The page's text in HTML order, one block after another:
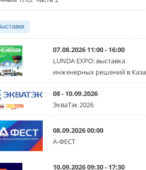
США запретили
иностранных инверторов
28 июля 2026 года Федеральная
комиссия по связи США (FCC)
свой специальный перечень
31 ИЮЛЯ 2026
Уже через месяц в России
можно будет устанавливать
солнечные панели в МКД
С 1 сентября снимается запрет на
микрогенерацию в
30 ИЮЛЯ 2026
Канальные вентиляторы с
07.08.2026 11:00 - 16:00
LUNDA EXPO: выставка
инженерных решений в
08 - 10.09.2026
ЭкваТэк 2026
08.09.2026 00:00
А-ФЕСТ
10.09.2026 09:30 - 17:30